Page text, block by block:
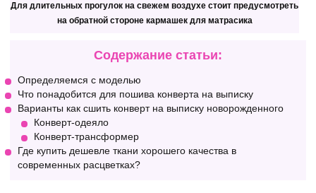
Для длительных прогулок на свежем воздухе стоит предусмотреть
на обратной стороне кармашек для матрасика
Содержание статьи:
Определяемся с моделью
Что понадобится для пошива конверта на выписку
Варианты как сшить конверт на выписку новорожденного
Конверт-одеяло
Конверт-трансформер
Где купить дешевле ткани хорошего качества в
современных расцветках?